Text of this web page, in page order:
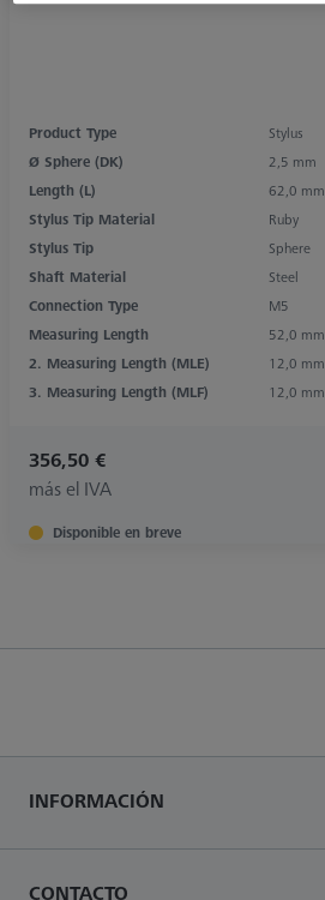
Product Type
Stylus
Ø Sphere (DK)
2,5 mm
Length (L)
62,0 mm
Stylus Tip Material
Ruby
Stylus Tip
Sphere
Shaft Material
Steel
Connection Type
M5
Measuring Length
52,0 mm
2. Measuring Length (MLE)
12,0 mm
3. Measuring Length (MLF)
12,0 mm
356,50 €
más el IVA
Disponible en breve
INFORMACIÓN
CONTACTO